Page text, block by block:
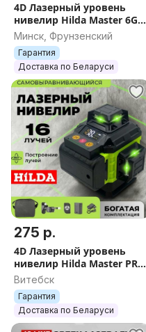
4D Лазерный уровень
нивелир Hilda Master 6GX
нивилир лазер зелёный
луч самонивелир
Минск, Фрунзенский
Гарантия
Доставка по Беларуси
275 р.
4D Лазерный уровень
нивелир Hilda Master PRO
360GX нивилир 16
зелёных лучей лазер
самонивелир
Витебск
Гарантия
Доставка по Беларуси